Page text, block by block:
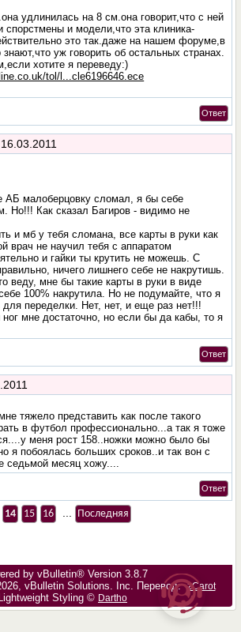
удлинилась на 8 см.она говорит,что с ней
спорстмены и модели,что эта клиника-
это так.даже на нашем форуме,в
уж говорить об остальных странах.
хотите я переведу:)
tol/l...cle6196646.ece
Ответ
АБ малоберцовку сломал, я бы себе
Но!!! Как сказал Багиров - видимо не
и мб у тебя сломана, все карты в руки как
врач не научил тебя с аппаратом
и гайки ты крутить не можешь. С
ничего лишнего себе не накрутишь.
веду, мне бы такие карты в руки в виде
100% накрутила. Но не подумайте, что я
для переделки. Нет, нет, и еще раз нет!!!
мне достаточно, но если бы да кабы, то я
Ответ
тяжело представить как после такого
в футбол профессионально...а так я тоже
меня рост 158..ножки можно было бы
я побоялась больших сроков..и так вон с
месяц хожу....
Ответ
14 15 16 Последняя
by vBulletin® Version 3.8.7
vBulletin Solutions, Inc. Перевод: zCarot
Lightweight Styling © Dartho